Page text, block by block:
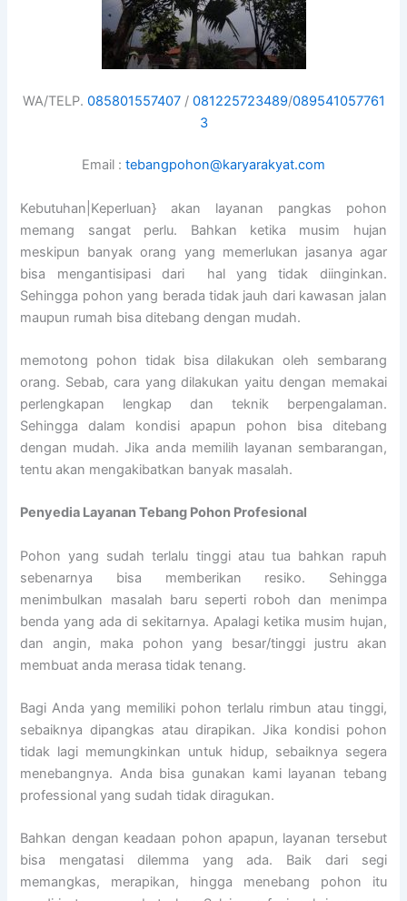
WA/TELP. 085801557407/ 081225723489/089541057761
3
Email : tebangpohon@karyarakyat.com
Kebutuhan|Keperluan} akan layanan pangkas pohon
memang sangat perlu. Bahkan ketika musim hujan
meskipun banyak orang yang memerlukan jasanya agar
bisa mengantisipasi dari hal yang tidak diinginkan.
Sehingga pohon yang berada tidak jauh dari kawasan jalan
maupun rumah bisa ditebang dengan mudah.
memotong pohon tidak bisa dilakukan oleh sembarang
orang. Sebab, cara yang dilakukan yaitu dengan memakai
perlengkapan lengkap dan teknik berpengalaman.
Sehingga dalam kondisi apapun pohon bisa ditebang
dengan mudah. Jika anda memilih layanan sembarangan,
tentu akan mengakibatkan banyak masalah.
Penyedia Layanan Tebang Pohon Profesional
Pohon yang sudah terlalu tinggi atau tua bahkan rapuh
sebenarnya bisa memberikan resiko. Sehingga
menimbulkan masalah baru seperti roboh dan menimpa
benda yang ada di sekitarnya. Apalagi ketika musim hujan,
dan angin, maka pohon yang besar/tinggi justru akan
membuat anda merasa tidak tenang.
Bagi Anda yang memiliki pohon terlalu rimbun atau tinggi,
sebaiknya dipangkas atau dirapikan. Jika kondisi pohon
tidak lagi memungkinkan untuk hidup, sebaiknya segera
menebangnya. Anda bisa gunakan kami layanan tebang
professional yang sudah tidak diragukan.
Bahkan dengan keadaan pohon apapun, layanan tersebut
bisa mengatasi dilemma yang ada. Baik dari segi
memangkas, merapikan, hingga menebang pohon itu